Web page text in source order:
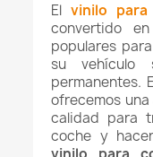
Elvinilo para
convertido
populares
su vehículo
permanentes.
ofrecemos
calidad para
coche y